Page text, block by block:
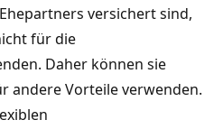
versichert sind,
für die
Daher können sie
andere Vorteile verwenden.